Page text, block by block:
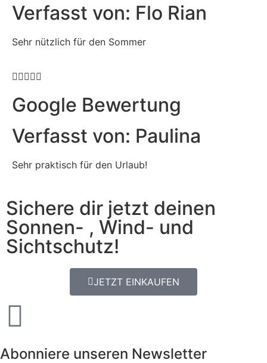
Verfasst von: Flo Rian
Sehr nützlich für den Sommer

Google Bewertung
Verfasst von: Paulina
Sehr praktisch für den Urlaub!
Sichere dir jetzt deinen
Sonnen- , Wind- und
Sichtschutz!
JETZT EINKAUFEN
Abonniere unseren Newsletter